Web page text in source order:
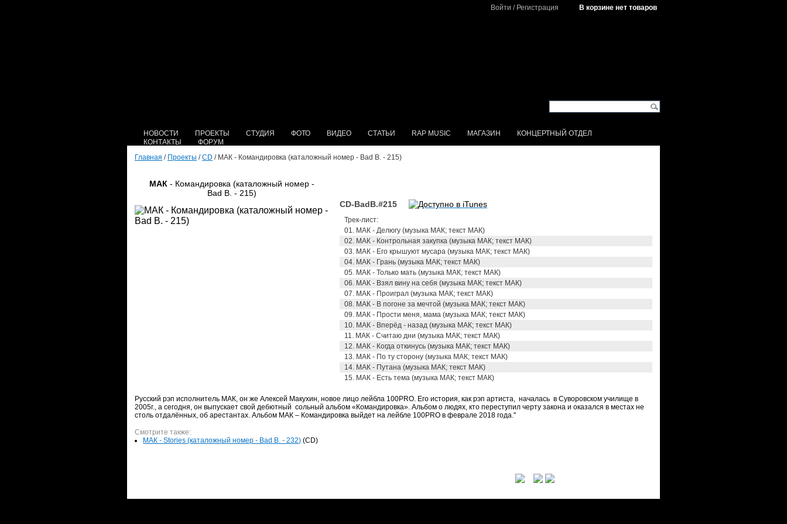
Войти / Регистрация В корзине нет товаров
НОВОСТИ ПРОЕКТЫ СТУДИЯ ФОТО ВИДЕО СТАТЬИ RAP MUSIC МАГАЗИН
КОНЦЕРТНЫЙ ОТДЕЛ
КОНТАКТЫ
ФОРУМ
Главная / Проекты /CD / МАК - Командировка (каталожный номер - Bad B. - 215)
МАК - Командировка (каталожный номер -
Bad B. - 215)
CD-BadB.#215
Трек-лист:
01. МАК - Делюгу (музыка МАК; текст МАК)
02. МАК - Контрольная закупка (музыка МАК; текст МАК)
03. МАК - Его крышуют мусара (музыка МАК; текст МАК)
04. МАК - Грань (музыка МАК; текст МАК)
05. МАК - Только мать (музыка МАК; текст МАК)
06. МАК - Взял вину на себя (музыка МАК; текст МАК)
07. МАК - Проиграл (музыка МАК; текст МАК)
08. МАК - В погоне за мечтой (музыка МАК; текст МАК)
09. МАК - Прости меня, мама (музыка МАК; текст МАК)
10. МАК - Вперёд - назад (музыка МАК; текст МАК)
11. МАК - Считаю дни (музыка МАК; текст МАК)
12. МАК - Когда откинусь (музыка МАК; текст МАК)
13. МАК - По ту сторону (музыка МАК; текст МАК)
14. МАК - Путана (музыка МАК; текст МАК)
15. МАК - Есть тема (музыка МАК; текст МАК)
Русский рэп исполнитель МАК, он же Алексей Макухин, новое лицо лейбла 100PRO. Его история, как рэп артиста, началась в Суворовском училище в
2005г., а сегодня, он выпускает свой дебютный сольный альбом «Командировка». Альбом о людях, кто переступил черту закона и оказался в местах не
столь отдалённых, об арестантах. Альбом МАК – Командировка выйдет на лейбле 100PRO в феврале 2018 года."
Смотрите также:
МАК - Stories (каталожный номер - Bad B. - 232) (CD)